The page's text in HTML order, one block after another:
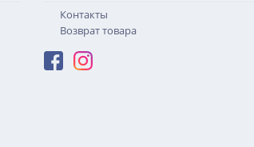
Контакты
Возврат товара